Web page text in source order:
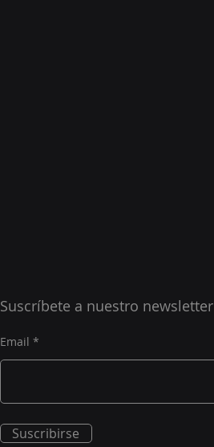
Suscríbete a nuestro newsletter
Email
Suscribirse